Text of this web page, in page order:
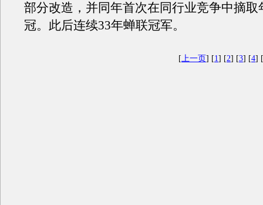
部分改造，并同年首次在同行业竞争中摘取
冠。此后连续33年蝉联冠军。
[上一页] [1] [2] [3] [4] [